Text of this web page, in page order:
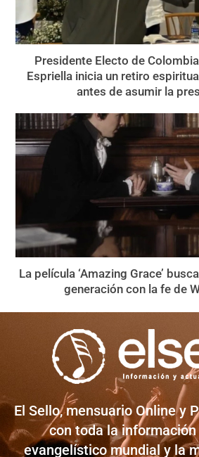
Presidente Electo de
Espriella inicia un retiro
antes de asumir la
La película ‘Amazing Grace’
generación con la fe de
El Sello, mensuario Online y
con toda la
evangelístico mundial y la